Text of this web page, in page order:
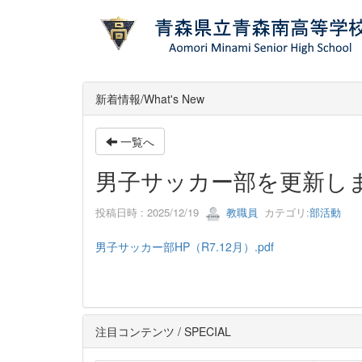
新着情報/What's New
一覧へ
男子サッカー部を更新し
投稿日時 : 2025/12/19 教職員 カテゴリ:部活動
男子サッカー部HP（R7.12月）.pdf
注目コンテンツ / SPECIAL